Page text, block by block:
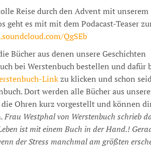
Reise durch den Advent mit unserem
geht es mit mit dem Podacast-Teaser
QgSEb
Bücher aus denen unsere Geschichten
bei Werstenbuch bestellen und dafür
Linkzu klicken und schon
Dort werden alle Bücher aus
Ohren kurz vorgestellt und können
. Frau Westphal von Werstenbuch schrieb
ist mit einem Buch in der Hand.!
der Stress manchmal am größten